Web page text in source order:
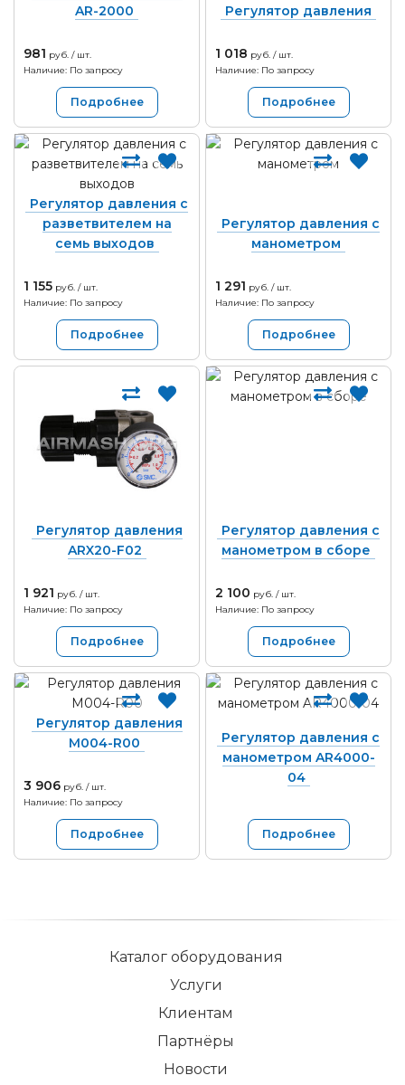
AR-2000
981 руб. / шт.
Наличие: По запросу
Подробнее
Регулятор давления
1 018 руб. / шт.
Наличие: По запросу
Подробнее
Регулятор давления с
разветвителем на
семь выходов
1 155 руб. / шт.
Наличие: По запросу
Подробнее
Регулятор давления с
манометром
1 291 руб. / шт.
Наличие: По запросу
Подробнее
Регулятор давления
ARX20-F02
1 921 руб. / шт.
Наличие: По запросу
Подробнее
Регулятор давления с
манометром в сборе
2 100 руб. / шт.
Наличие: По запросу
Подробнее
Регулятор давления
M004-R00
3 906 руб. / шт.
Наличие: По запросу
Подробнее
Регулятор давления с
манометром AR4000-
04
Подробнее
Каталог оборудования
Услуги
Клиентам
Партнёры
Новости